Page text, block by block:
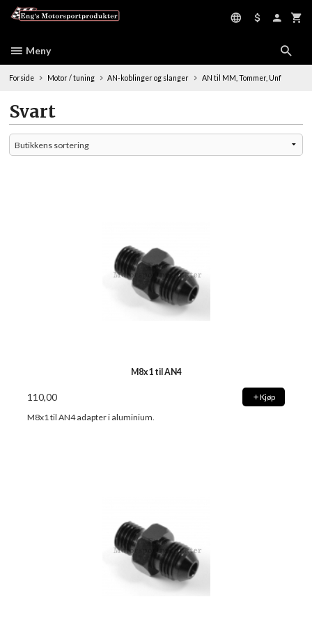
Meny
Forside Motor / tuning AN-koblinger og slanger AN til MM, Tommer, Unf
Svart
M8x1 til AN4
110,00 Kjøp
M8x1 til AN4 adapter i aluminium.